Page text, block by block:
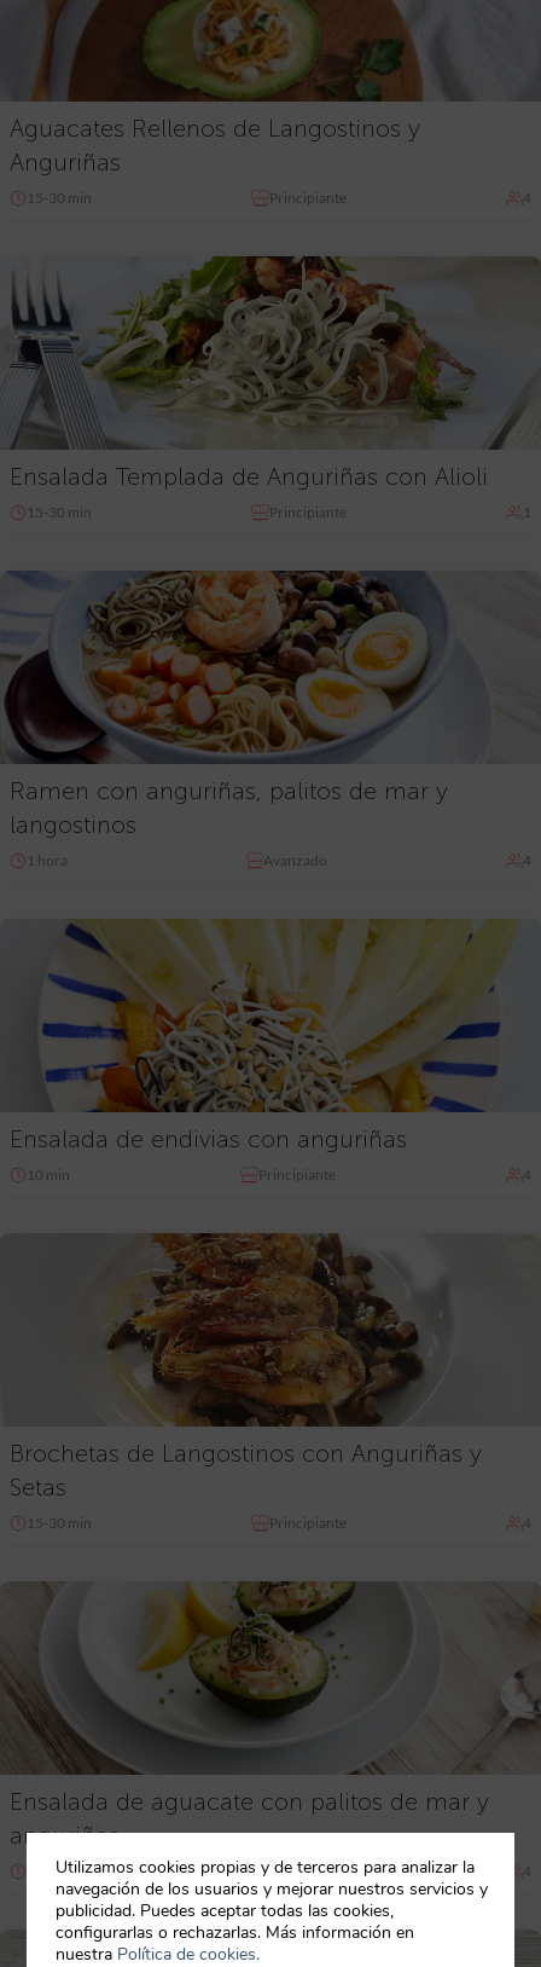
Aguacates Rellenos de Langostinos y
Anguriñas
15-30 min Principiante 4
Ensalada Templada de Anguriñas con Alioli
15-30 min Principiante 1
Ramen con anguriñas, palitos de mar y
langostinos
1 hora Avanzado 4
Ensalada de endivias con anguriñas
10 min Principiante 4
Brochetas de Langostinos con Anguriñas y
Setas
15-30 min Principiante 4
Ensalada de aguacate con palitos de mar y
anguriñas
15-30 min Intermedio 4
Utilizamos cookies propias y de terceros para analizar la
navegación de los usuarios y mejorar nuestros servicios y
publicidad. Puedes aceptar todas las cookies,
configurarlas o rechazarlas. Más información en
nuestra Política de cookies.